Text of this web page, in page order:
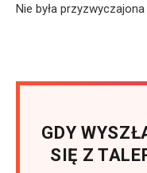
Nie była
GDY
SIĘ Z